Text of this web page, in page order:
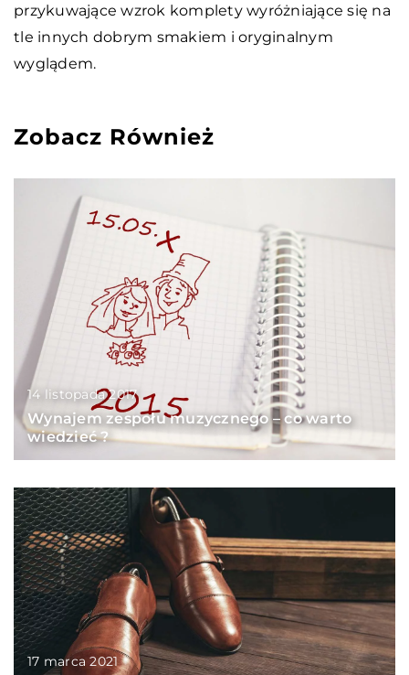
przykuwające wzrok komplety wyróżniające się na
tle innych dobrym smakiem i oryginalnym
wyglądem.
Zobacz Również
14 listopada 2017
Wynajem zespołu muzycznego – co warto
wiedzieć ?
17 marca 2021